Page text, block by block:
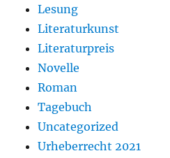
Lesung
Literaturkunst
Literaturpreis
Novelle
Roman
Tagebuch
Uncategorized
Urheberrecht 2021